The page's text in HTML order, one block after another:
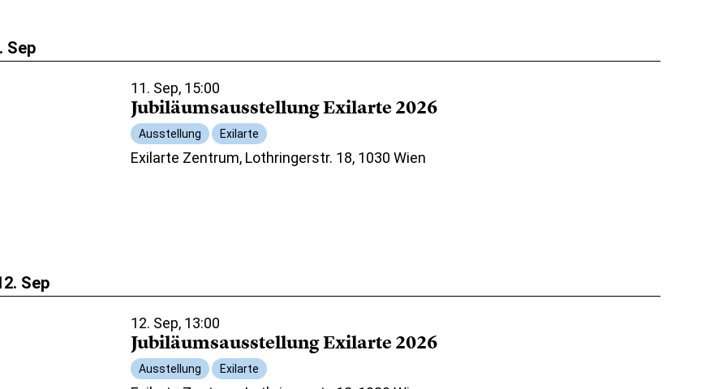
Sep
11. Sep, 15:00
Jubiläumsausstellung Exilarte 2026
Ausstellung Exilarte
Exilarte Zentrum, Lothringerstr. 18, 1030 Wien
Sep
12. Sep, 13:00
Jubiläumsausstellung Exilarte 2026
Ausstellung Exilarte